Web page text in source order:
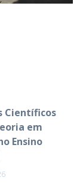
Científicos
em
Ensino